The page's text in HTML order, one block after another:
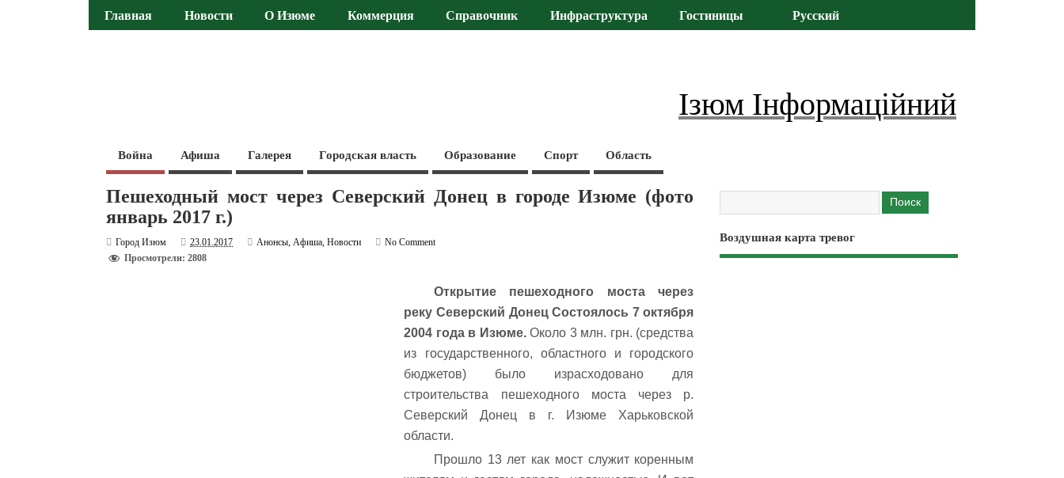
Главная Новости О Изюме Коммерция Справочник Инфраструктура Гостиницы Русский
Ізюм Інформаційний
Война Афиша Галерея Городская власть Образование Спорт Область
Пешеходный мост через Северский Донец в городе Изюме (фото
январь 2017 г.)
Город Изюм 23.01.2017 Анонсы,Афиша,Новости
No Comment
Просмотрели: 2808
Открытие пешеходного моста через
реку Северский Донец Состоялось 7 октября
2004 года в Изюме.Около 3 млн. грн. (средства
из государственного, областного и городского
бюджетов) было израсходовано для
строительства пешеходного моста через р.
Северский Донец в г. Изюме Харьковской
области.
Прошло 13 лет как мост служит коренным
Воздушная карта тревог